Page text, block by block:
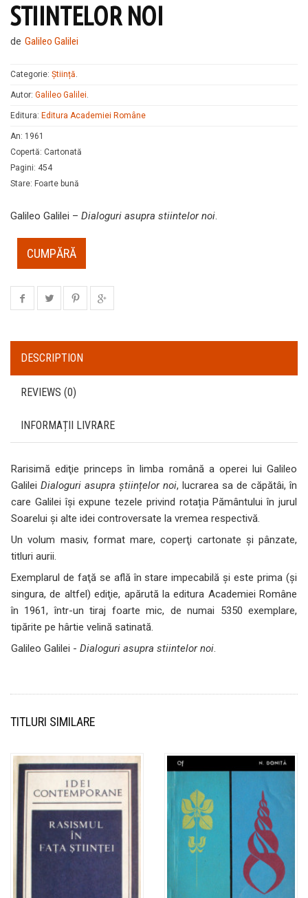
STIINTELOR NOI
de Galileo Galilei
Categorie: Știință.
Autor: Galileo Galilei.
Editura: Editura Academiei Române
An: 1961
Copertă: Cartonată
Pagini: 454
Stare: Foarte bună
Galileo Galilei – Dialoguri asupra stiintelor noi.
CUMPĂRĂ
DESCRIPTION
REVIEWS (0)
INFORMAȚII LIVRARE
Rarisimă ediţie princeps în limba română a operei lui Galileo
Galilei Dialoguri asupra științelor noi, lucrarea sa de căpătâi, în
care Galilei își expune tezele privind rotația Pământului în jurul
Soarelui și alte idei controversate la vremea respectivă.
Un volum masiv, format mare, coperţi cartonate şi pânzate,
titluri aurii.
Exemplarul de faţă se află în stare impecabilă şi este prima (şi
singura, de altfel) ediţie, apărută la editura Academiei Române
în 1961, într-un tiraj foarte mic, de numai 5350 exemplare,
tipărite pe hârtie velină satinată.
Galileo Galilei - Dialoguri asupra stiintelor noi.
TITLURI SIMILARE